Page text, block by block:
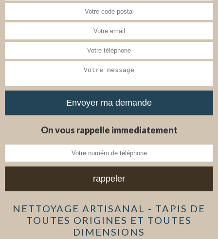
On vous rappelle immediatement
NETTOYAGE ARTISANAL - TAPIS DE
TOUTES ORIGINES ET TOUTES
DIMENSIONS